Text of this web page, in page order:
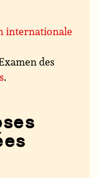
internationale
des
.